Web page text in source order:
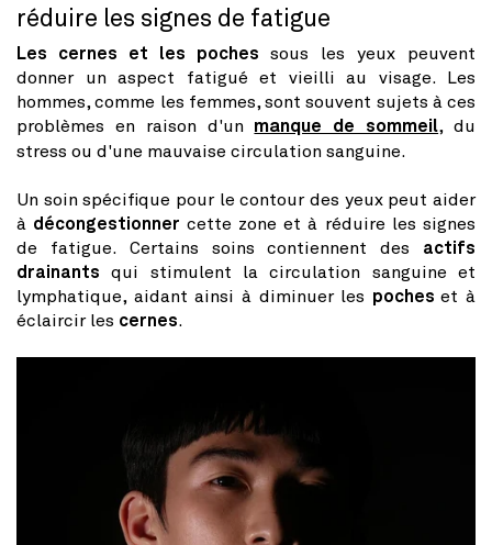
réduire les signes de fatigue
Les cernes et les poches sous les yeux peuvent
donner un aspect fatigué et vieilli au visage. Les
hommes, comme les femmes, sont souvent sujets à ces
problèmes en raison d'un manque de sommeil, du
stress ou d'une mauvaise circulation sanguine.
Un soin spécifique pour le contour des yeux peut aider
à décongestionner cette zone et à réduire les signes
de fatigue. Certains soins contiennent des actifs
drainants qui stimulent la circulation sanguine et
lymphatique, aidant ainsi à diminuer les pocheset à
éclaircir les cernes.